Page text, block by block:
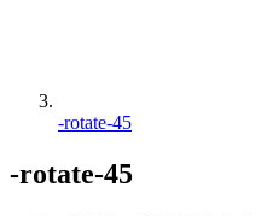
-rotate-45
-rotate-45